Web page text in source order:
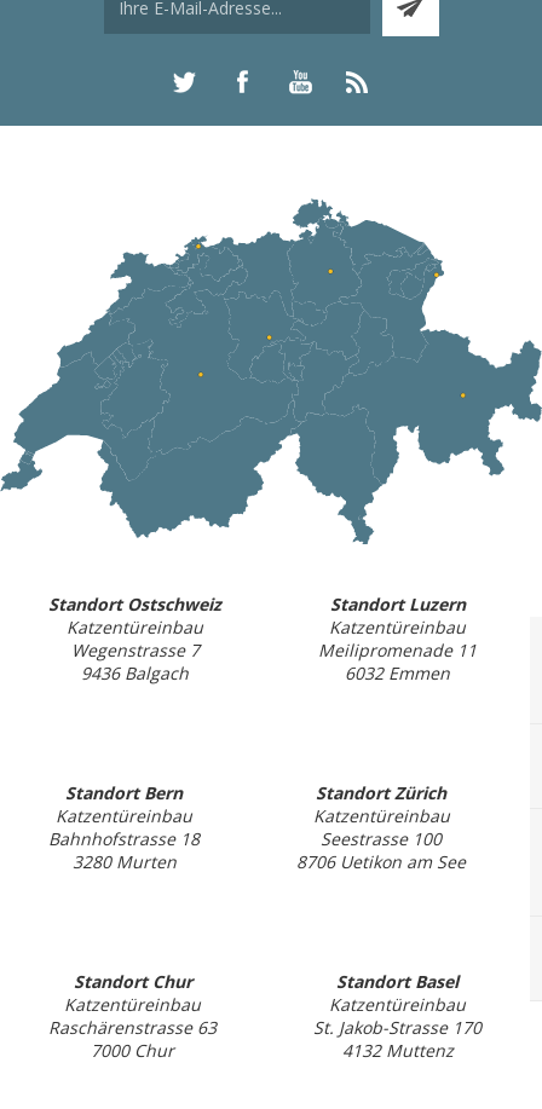
Standort Ostschweiz
Katzentüreinbau
Wegenstrasse 7
9436 Balgach
Standort Luzern
Katzentüreinbau
Meilipromenade 11
6032 Emmen
Standort Bern
Katzentüreinbau
Bahnhofstrasse 18
3280 Murten
Standort Zürich
Katzentüreinbau
Seestrasse 100
8706 Uetikon am See
Standort Chur
Katzentüreinbau
Raschärenstrasse 63
7000 Chur
Standort Basel
Katzentüreinbau
St. Jakob-Strasse 170
4132 Muttenz